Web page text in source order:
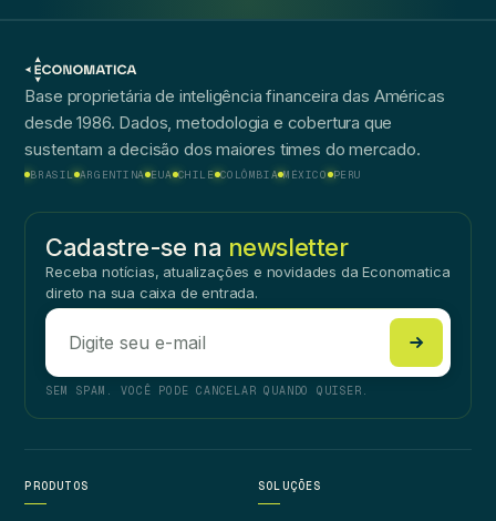
Base proprietária de inteligência financeira das Américas
desde 1986. Dados, metodologia e cobertura que
sustentam a decisão dos maiores times do mercado.
BRASIL ARGENTINA EUA CHILE COLÔMBIA MÉXICO PERU
Cadastre-se na newsletter
Receba notícias, atualizações e novidades da Economatica
direto na sua caixa de entrada.
SEM SPAM. VOCÊ PODE CANCELAR QUANDO QUISER.
PRODUTOS SOLUÇÕES